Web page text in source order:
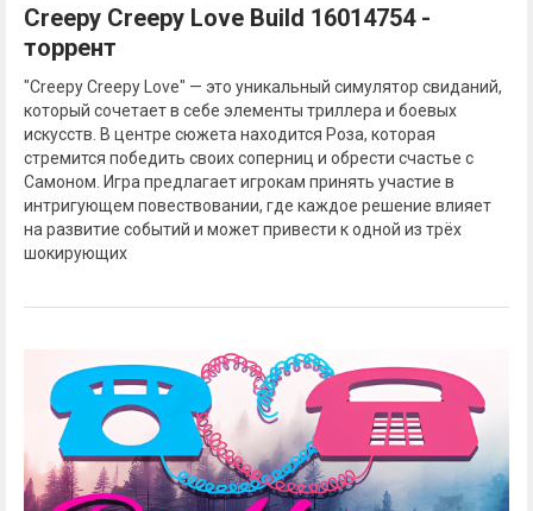
Creepy Creepy Love Build 16014754 -
торрент
"Creepy Creepy Love" — это уникальный симулятор свиданий,
который сочетает в себе элементы триллера и боевых
искусств. В центре сюжета находится Роза, которая
стремится победить своих соперниц и обрести счастье с
Самоном. Игра предлагает игрокам принять участие в
интригующем повествовании, где каждое решение влияет
на развитие событий и может привести к одной из трёх
шокирующих